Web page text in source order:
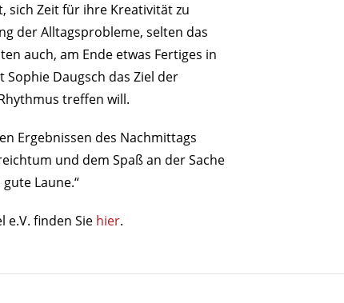
sich Zeit für ihre Kreativität zu
der Alltagsprobleme, selten das
auch, am Ende etwas Fertiges in
Daugsch das Ziel der
treffen will.
Ergebnissen des Nachmittags
und dem Spaß an der Sache
Laune.“
e.V. finden Sie hier.